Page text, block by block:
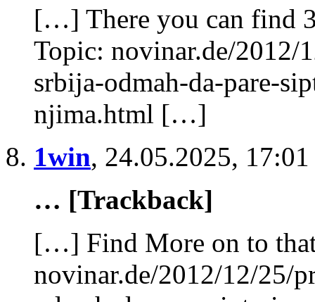
[…] There you can find
Topic: novinar.de/2012/
srbija-odmah-da-pare-
njima.html […]
1win, 24.05.2025, 17:01
… [Trackback]
[…] Find More on to
novinar.de/2012/12/25/